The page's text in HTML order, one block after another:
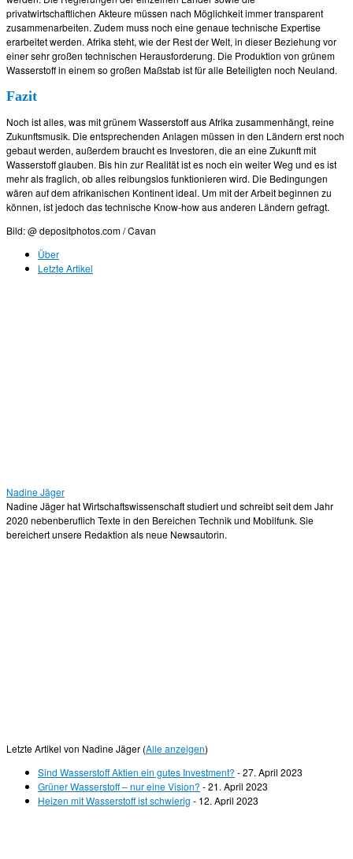
privatwirtschaftlichen Akteure müssen nach Möglichkeit immer transparent
zusammenarbeiten. Zudem muss noch eine genaue technische Expertise
erarbeitet werden. Afrika steht, wie der Rest der Welt, in dieser Beziehung vor
einer sehr großen technischen Herausforderung. Die Produktion von grünem
Wasserstoff in einem so großen Maßstab ist für alle Beteiligten noch Neuland.
Fazit
Noch ist alles, was mit grünem Wasserstoff aus Afrika zusammenhängt, reine
Zukunftsmusik. Die entsprechenden Anlagen müssen in den Ländern erst noch
gebaut werden, außerdem braucht es Investoren, die an eine Zukunft mit
Wasserstoff glauben. Bis hin zur Realität ist es noch ein weiter Weg und es ist
mehr als fraglich, ob alles reibungslos funktionieren wird. Die Bedingungen
wären auf dem afrikanischen Kontinent ideal. Um mit der Arbeit beginnen zu
können, ist jedoch das technische Know-how aus anderen Ländern gefragt.
Bild: @ depositphotos.com / Cavan
Über
Letzte Artikel
Nadine Jäger
Nadine Jäger hat Wirtschaftswissenschaft studiert und schreibt seit dem Jahr
2020 nebenberuflich Texte in den Bereichen Technik und Mobilfunk. Sie
bereichert unsere Redaktion als neue Newsautorin.
Letzte Artikel von Nadine Jäger (Alle anzeigen)
Sind Wasserstoff Aktien ein gutes Investment? - 27. April 2023
Grüner Wasserstoff – nur eine Vision? - 21. April 2023
Heizen mit Wasserstoff ist schwierig - 12. April 2023